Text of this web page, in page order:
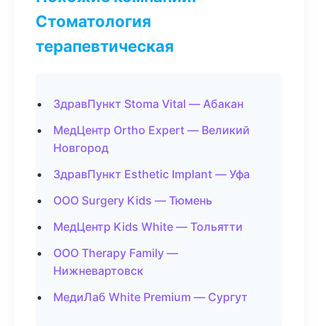
Стоматология
терапевтическая
ЗдравПункт Stoma Vital — Абакан
МедЦентр Ortho Expert — Великий
Новгород
ЗдравПункт Esthetic Implant — Уфа
ООО Surgery Kids — Тюмень
МедЦентр Kids White — Тольятти
ООО Therapy Family —
Нижневартовск
МедиЛаб White Premium — Сургут